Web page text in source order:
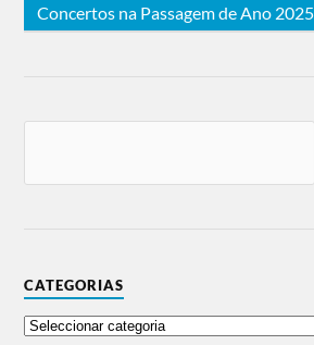
Concertos na Passagem de Ano 2025
CATEGORIAS